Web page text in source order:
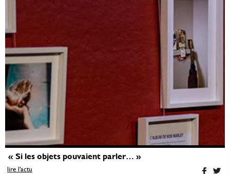
« Si les objets pouvaient parler… »
lire l'actu